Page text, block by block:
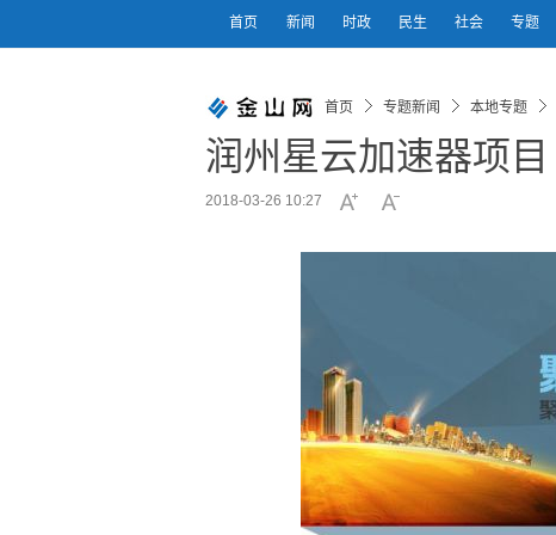
首页 新闻 时政 民生 社会 专题
首页 专题新闻 本地专题
润州星云加速器项目
2018-03-26 10:27